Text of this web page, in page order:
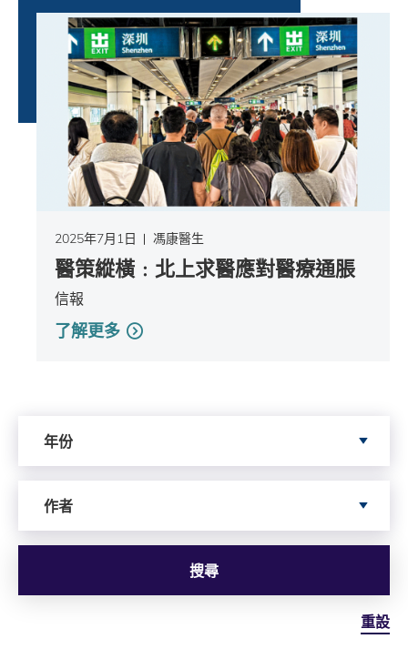
2025年7月1日 馮康醫生
醫策縱橫﹕北上求醫應對醫療通脹
信報
了解更多
年份
作者
搜尋
重設